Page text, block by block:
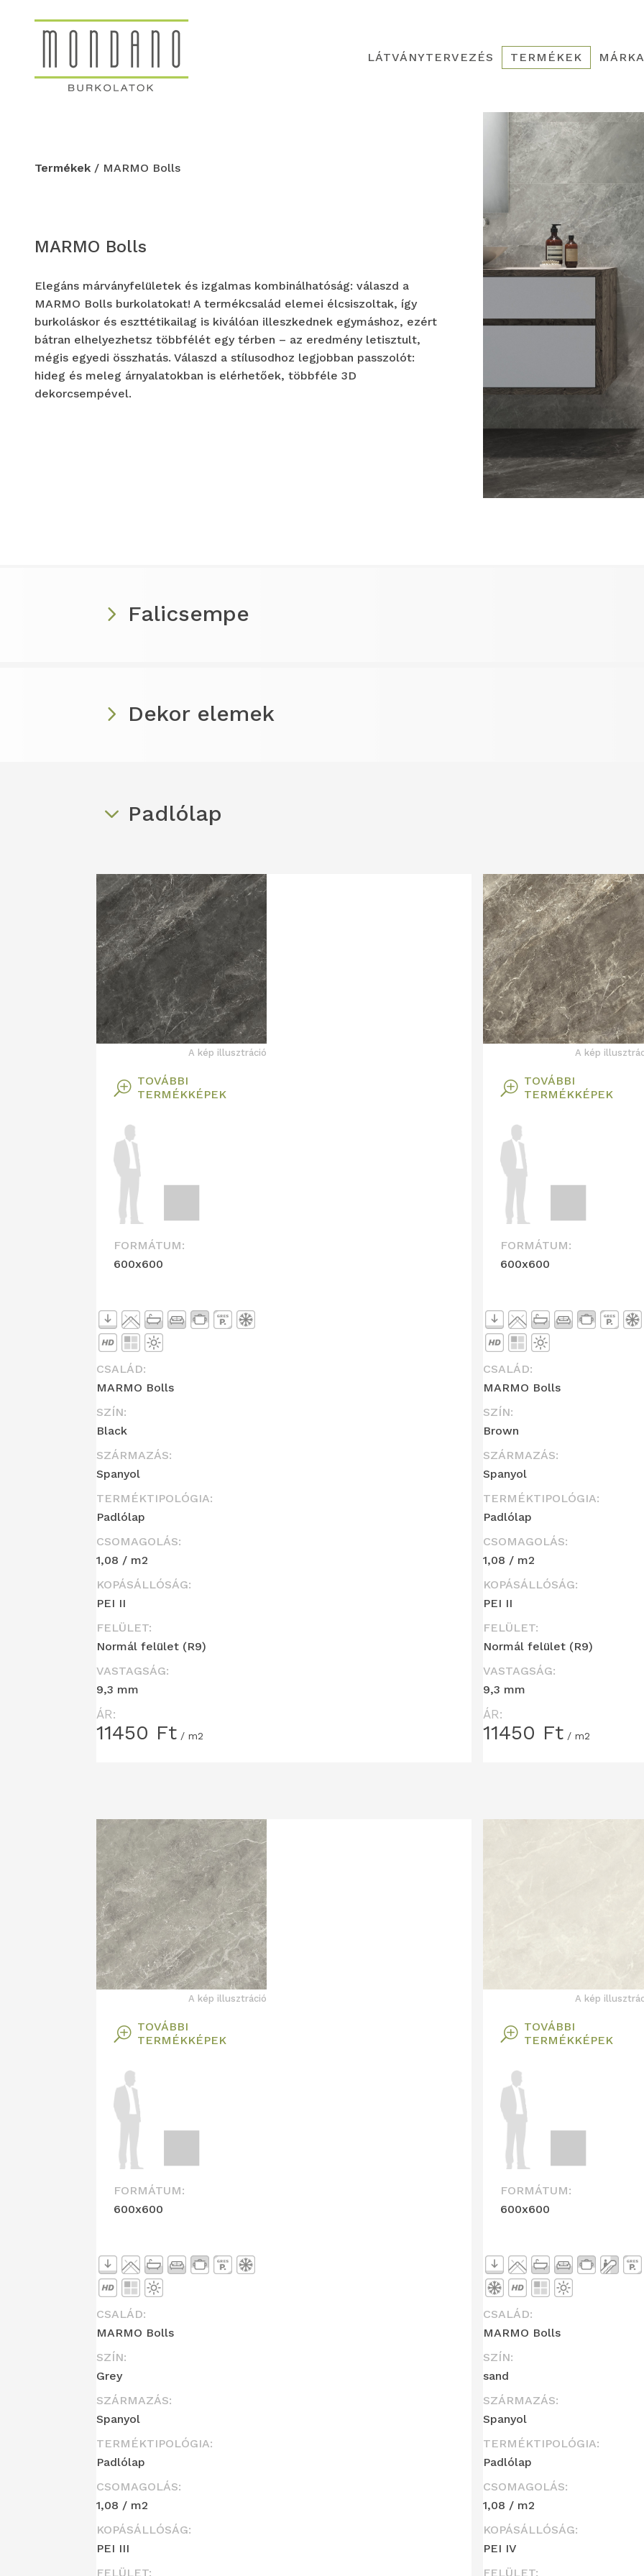
LÁTVÁNYTERVEZÉS TERMÉKEK
Termékek / MARMO Bolls
MARMO Bolls
Elegáns márványfelületek és izgalmas kombinálhatóság: válaszd a
MARMO Bolls burkolatokat! A termékcsalád elemei élcsiszoltak, így
burkoláskor és eszttétikailag is kiválóan illeszkednek egymáshoz, ezért
bátran elhelyezhetsz többfélét egy térben – az eredmény letisztult,
mégis egyedi összhatás. Válaszd a stílusodhoz legjobban passzolót:
hideg és meleg árnyalatokban is elérhetőek, többféle 3D
dekorcsempével.
Falicsempe
Dekor elemek
Padlólap
A kép illusztráció
T TOVÁBBI
TERMÉKKÉPEK
FORMÁTUM:
600x600
CSALÁD:
MARMO Bolls
SZÍN:
Black
SZÁRMAZÁS:
Spanyol
TERMÉKTIPOLÓGIA:
Padlólap
CSOMAGOLÁS:
1,08 / m2
KOPÁSÁLLÓSÁG:
PEI II
FELÜLET:
Normál felület (R9)
VASTAGSÁG:
9,3 mm
ÁR:
11450 Ft / m2
A kép
T TOVÁBBI
TERMÉKKÉPEK
FORMÁTUM:
600x600
CSALÁD:
MARMO Bolls
SZÍN:
Brown
SZÁRMAZÁS:
Spanyol
TERMÉKTIPOLÓGIA:
Padlólap
CSOMAGOLÁS:
1,08 / m2
KOPÁSÁLLÓSÁG:
PEI II
FELÜLET:
Normál felület (R9)
VASTAGSÁG:
9,3 mm
ÁR:
11450 Ft / m2
A kép illusztráció
T TOVÁBBI
TERMÉKKÉPEK
FORMÁTUM:
600x600
CSALÁD:
MARMO Bolls
SZÍN:
Grey
SZÁRMAZÁS:
Spanyol
TERMÉKTIPOLÓGIA:
Padlólap
CSOMAGOLÁS:
1,08 / m2
KOPÁSÁLLÓSÁG:
PEI III
FELÜLET:
A kép
T TOVÁBBI
TERMÉKKÉPEK
FORMÁTUM:
600x600
CSALÁD:
MARMO Bolls
SZÍN:
sand
SZÁRMAZÁS:
Spanyol
TERMÉKTIPOLÓGIA:
Padlólap
CSOMAGOLÁS:
1,08 / m2
KOPÁSÁLLÓSÁG:
PEI IV
FELÜLET: